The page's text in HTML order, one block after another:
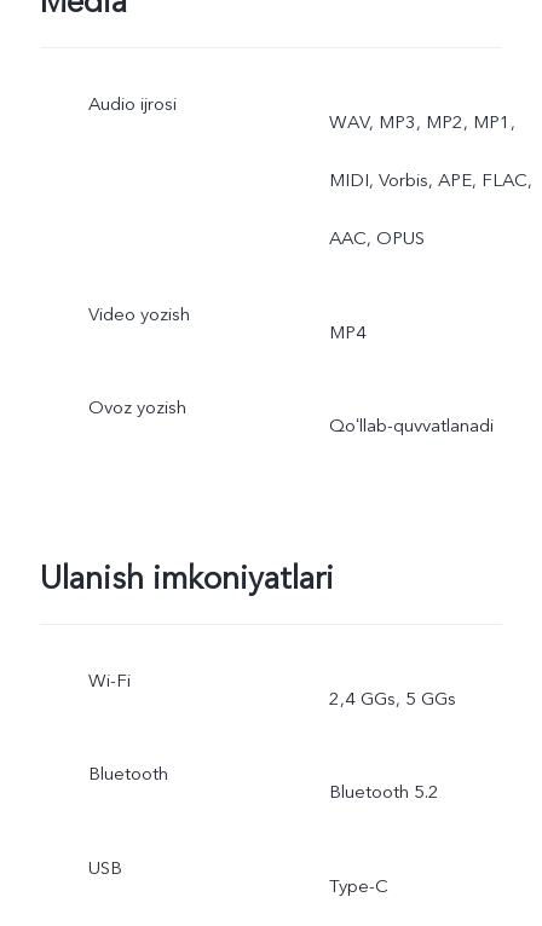
Audio ijrosi
WAV, MP3, MP2, MP1,
MIDI, Vorbis, APE, FLAC,
AAC, OPUS
Video yozish
MP4
Ovoz yozish
Qoʻllab-quvvatlanadi
Ulanish imkoniyatlari
Wi-Fi
2,4 GGs, 5 GGs
Bluetooth
Bluetooth 5.2
USB
Type-C